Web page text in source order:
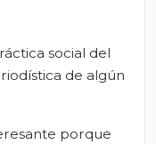
social del
de algún
porque